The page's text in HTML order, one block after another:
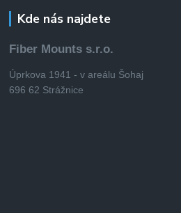
Kde nás najdete
Fiber Mounts s.r.o.
Úprkova 1941 - v areálu Šohaj
696 62 Strážnice